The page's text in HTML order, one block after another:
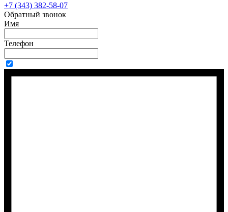
+7 (343) 382-58-07
Обратный звонок
Имя
Телефон